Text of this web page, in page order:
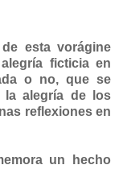
esta vorágine
ficticia en
o no, que se
la alegría de los
reflexiones en
un hecho